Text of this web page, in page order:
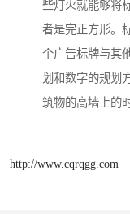
些灯火就能够将
者是完正方形。
个广告标牌与其
划和数字的规划
筑物的高墙上的
http://www.cqrqgg.com